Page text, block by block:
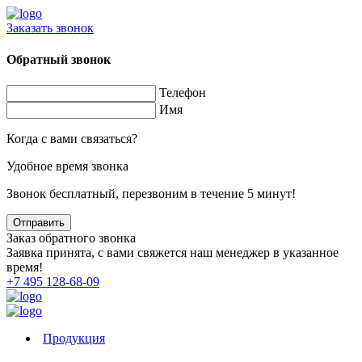
Заказать звонок
Обратный звонок
Телефон
Имя
Когда с вами связаться?
Удобное время звонка
Звонок бесплатный, перезвоним в течение 5 минут!
Заказ обратного звонка
Заявка принята, с вами свяжется наш менеджер в указанное
время!
+7 495 128-68-09
Продукция